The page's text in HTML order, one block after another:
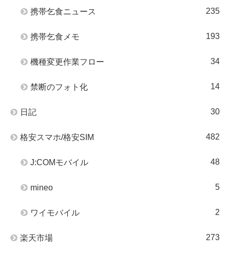
携帯乞食ニュース 235
携帯乞食メモ 193
機種変更作業フロー 34
禁断のフォト化 14
日記 30
格安スマホ/格安SIM 482
J:COMモバイル 48
mineo 5
ワイモバイル 2
楽天市場 273